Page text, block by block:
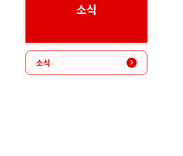
소식
소식